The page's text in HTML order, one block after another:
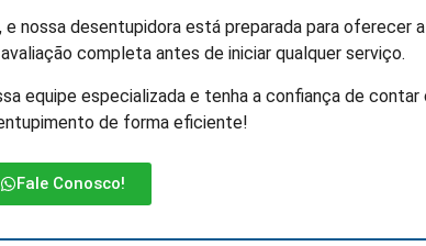
e nossa desentupidora está preparada para oferecer
completa antes de iniciar qualquer serviço.
equipe especializada e tenha a confiança de contar
de forma eficiente!
Fale Conosco!